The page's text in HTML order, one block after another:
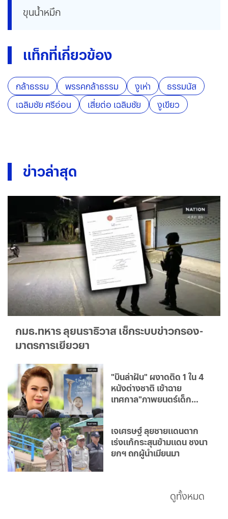
ขุนน้ำหมึก
แท็กที่เกี่ยวข้อง
กล้าธรรม พรรคกล้าธรรม งูเห่า
ธรรมนัส
เฉลิมชัย ศรีอ่อน
เสี่ยต่อ เฉลิมชัย งูเขียว
ข่าวล่าสุด
กมธ.ทหาร ลุยนราธิวาส เช็กระบบข่าวกรอง-
มาตรการเยียวยา
"บินล่าฝัน" ผงาดติด 1 ใน 4
หนังต่างชาติ เข้าฉาย
เทศกาล"ภาพยนตร์เด็ก
เจเศรษฐ์ ลุยชายแดนตาก
เร่งแก้กระสุนข้ามแดน ชงนา
ยกฯ ถกผู้นำเมียนมา
ดูทั้งหมด